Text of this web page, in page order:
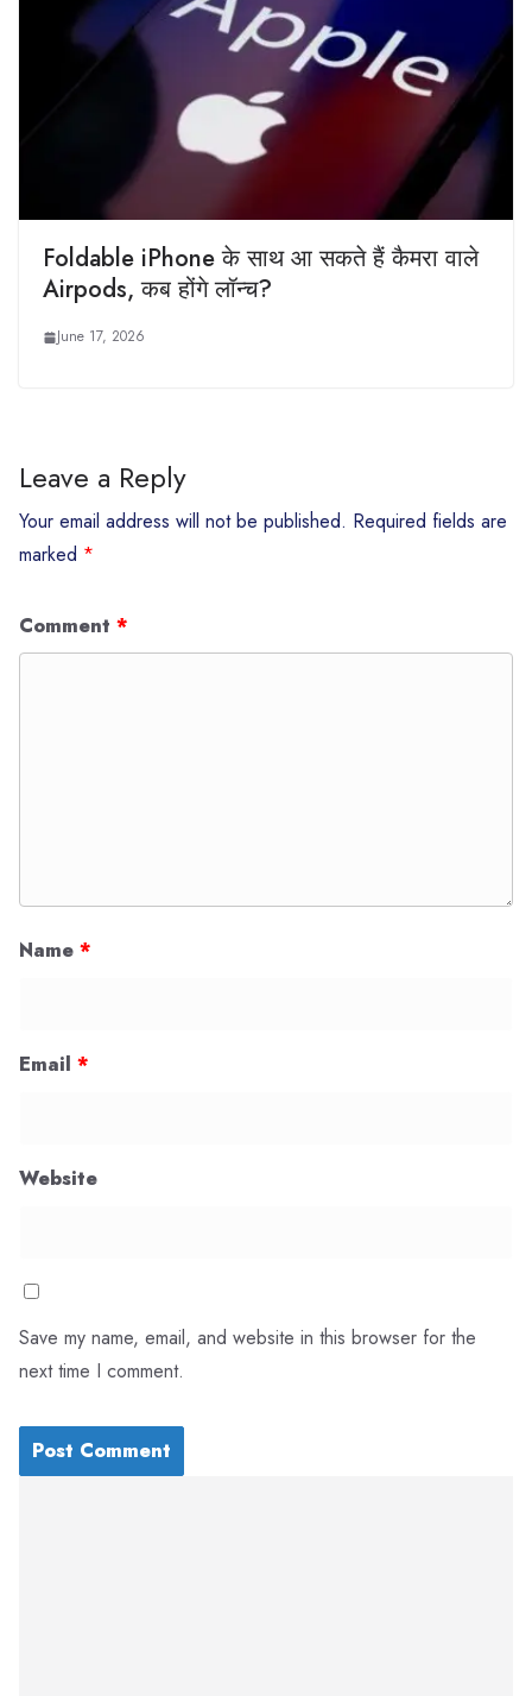
Foldable iPhone के साथ आ सकते हैं कैमरा वाले
Airpods, कब होंगे लॉन्च?
June 17, 2026
Leave a Reply
Your email address will not be published. Required fields are
marked *
Comment *
Name *
Email *
Website
Save my name, email, and website in this browser for the
next time I comment.